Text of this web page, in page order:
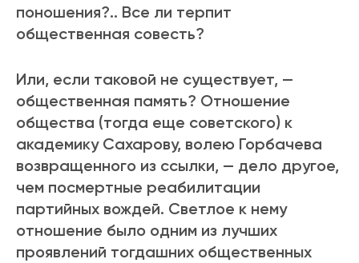
поношения?.. Все ли терпит
общественная совесть?
Или, если таковой не существует, —
общественная память? Отношение
общества (тогда еще советского) к
академику Сахарову, волею Горбачева
возвращенного из ссылки, — дело другое,
чем посмертные реабилитации
партийных вождей. Светлое к нему
отношение было одним из лучших
проявлений тогдашних общественных